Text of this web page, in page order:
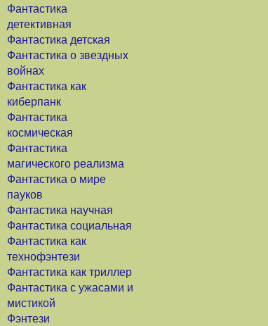
Фантастика
детективная
Фантастика детская
Фантастика о звездных
войнах
Фантастика как
киберпанк
Фантастика
космическая
Фантастика
магического реализма
Фантастика о мире
пауков
Фантастика научная
Фантастика социальная
Фантастика как
технофэнтези
Фантастика как триллер
Фантастика с ужасами и
мистикой
Фэнтези